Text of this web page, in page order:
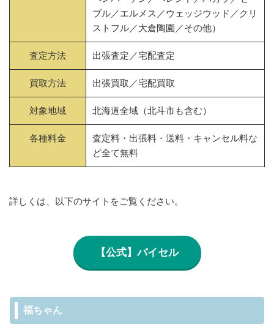
ブル／エルメス／ウェッジウッド／クリ
ストフル／大倉陶園／その他）
査定方法 出張査定／宅配査定
買取方法 出張買取／宅配買取
対象地域 北海道全域（北斗市も含む）
各種料金
査定料・出張料・送料・キャンセル料な
ど全て無料
詳しくは、以下のサイトをご覧ください。
【公式】バイセル
福ちゃん